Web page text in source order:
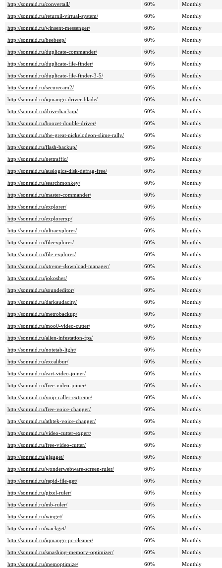
http://sonraid.ru/convertall/
60%
Monthly
http://sonraid.ru/returnil-virtual-system/
60%
Monthly
http://sonraid.ru/winsent-messenger/
60%
Monthly
http://sonraid.ru/beebeep/
60%
Monthly
http://sonraid.ru/duplicate-commander/
60%
Monthly
http://sonraid.ru/duplicate-file-finder/
60%
Monthly
http://sonraid.ru/duplicate-file-finder-3-5/
60%
Monthly
http://sonraid.ru/securecam2/
60%
Monthly
http://sonraid.ru/iqmango-driver-blade/
60%
Monthly
http://sonraid.ru/driverbackup/
60%
Monthly
http://sonraid.ru/boozet-double-driver/
60%
Monthly
http://sonraid.ru/the-great-nickelodeon-slime-rally/
60%
Monthly
http://sonraid.ru/flash-backup/
60%
Monthly
http://sonraid.ru/nettraffic/
60%
Monthly
http://sonraid.ru/auslogics-disk-defrag-free/
60%
Monthly
http://sonraid.ru/searchmonkey/
60%
Monthly
http://sonraid.ru/master-commander/
60%
Monthly
http://sonraid.ru/explorer/
60%
Monthly
http://sonraid.ru/explorerxp/
60%
Monthly
http://sonraid.ru/ultraexplorer/
60%
Monthly
http://sonraid.ru/fileexplorer/
60%
Monthly
http://sonraid.ru/file-explorer/
60%
Monthly
http://sonraid.ru/xtreme-download-manager/
60%
Monthly
http://sonraid.ru/jokosher/
60%
Monthly
http://sonraid.ru/soundeditor/
60%
Monthly
http://sonraid.ru/darkaudacity/
60%
Monthly
http://sonraid.ru/metrobackup/
60%
Monthly
http://sonraid.ru/moo0-video-cutter/
60%
Monthly
http://sonraid.ru/alien-infestation-fps/
60%
Monthly
http://sonraid.ru/notetab-light/
60%
Monthly
http://sonraid.ru/excalibur/
60%
Monthly
http://sonraid.ru/eart-video-joiner/
60%
Monthly
http://sonraid.ru/free-video-joiner/
60%
Monthly
http://sonraid.ru/voip-caller-extreme/
60%
Monthly
http://sonraid.ru/free-voice-changer/
60%
Monthly
http://sonraid.ru/athtek-voice-changer/
60%
Monthly
http://sonraid.ru/video-cutter-expert/
60%
Monthly
http://sonraid.ru/free-video-cutter/
60%
Monthly
http://sonraid.ru/gigaget/
60%
Monthly
http://sonraid.ru/wonderwebware-screen-ruler/
60%
Monthly
http://sonraid.ru/rapid-file-get/
60%
Monthly
http://sonraid.ru/pixel-ruler/
60%
Monthly
http://sonraid.ru/mb-ruler/
60%
Monthly
http://sonraid.ru/winget/
60%
Monthly
http://sonraid.ru/wackget/
60%
Monthly
http://sonraid.ru/iqmango-pc-cleaner/
60%
Monthly
http://sonraid.ru/smashing-memory-optimizer/
60%
Monthly
http://sonraid.ru/memoptimize/
60%
Monthly